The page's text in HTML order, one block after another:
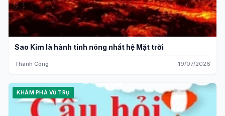
Sao Kim là hành tinh nóng nhất hệ Mặt trời
Thành Công 19/07/2026
KHÁM PHÁ VŨ TRỤ